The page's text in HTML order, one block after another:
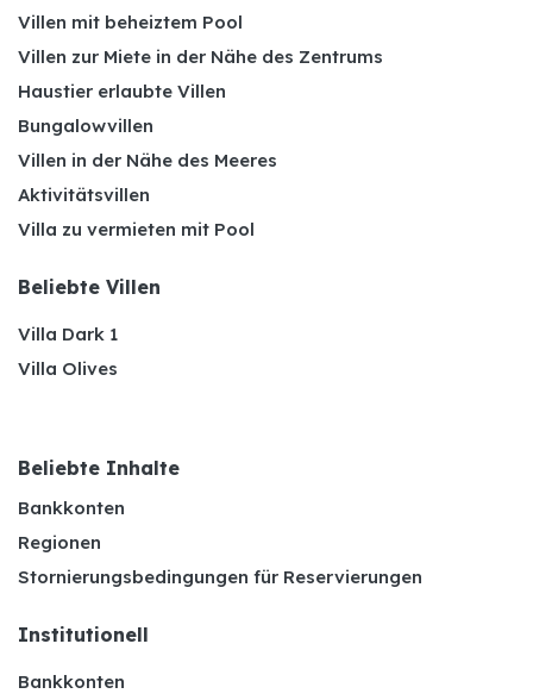
Villen mit beheiztem Pool
Villen zur Miete in der Nähe des Zentrums
Haustier erlaubte Villen
Bungalowvillen
Villen in der Nähe des Meeres
Aktivitätsvillen
Villa zu vermieten mit Pool
Beliebte Villen
Villa Dark 1
Villa Olives
Beliebte Inhalte
Bankkonten
Regionen
Stornierungsbedingungen für Reservierungen
Institutionell
Bankkonten